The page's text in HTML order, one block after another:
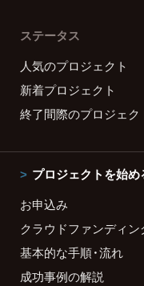
ステータス
人気のプロジェクト
新着プロジェクト
終了間際のプロジェク
プロジェクトを始め
お申込み
クラウドファンディン
基本的な手順・流れ
成功事例の解説